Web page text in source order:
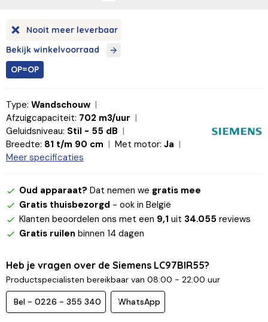
Nooit meer leverbaar
Bekijk winkelvoorraad
OP=OP
Type: Wandschouw
Afzuigcapaciteit: 702 m3/uur
Geluidsniveau: Stil - 55 dB
Breedte: 81 t/m 90 cm Met motor: Ja
Meer specificaties
Oud apparaat? Dat nemen we gratis mee
Gratis thuisbezorgd - ook in België
Klanten beoordelen ons met een 9,1 uit 34.055 reviews
Gratis ruilen binnen 14 dagen
Heb je vragen over de Siemens LC97BIR55?
Productspecialisten bereikbaar van 08:00 - 22:00 uur
Bel - 0226 - 355 340 WhatsApp